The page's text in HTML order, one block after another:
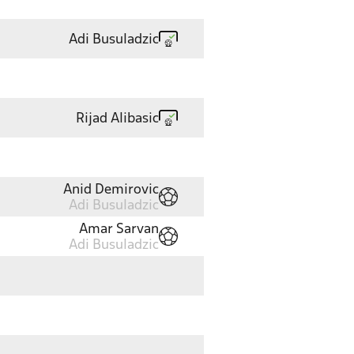
Adi Busuladzic
Rijad Alibasic
Anid Demirovic
Adi Busuladzic
Amar Sarvan
Adi Busuladzic